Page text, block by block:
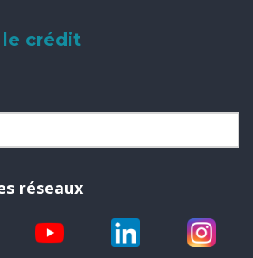
le crédit
réseaux